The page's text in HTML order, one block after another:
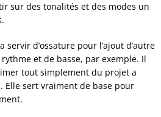
sur des tonalités et des modes un
servir d’ossature pour l’ajout d’autre
et de basse, par exemple. Il
tout simplement du projet a
Elle sert vraiment de base pour